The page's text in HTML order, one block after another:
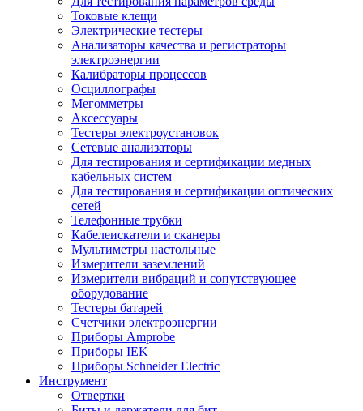
Токовые клещи
Электрические тестеры
Анализаторы качества и регистраторы
электроэнергии
Калибраторы процессов
Осциллографы
Мегомметры
Аксессуары
Тестеры электроустановок
Сетевые анализаторы
Для тестирования и сертификации медных
кабельных систем
Для тестирования и сертификации оптических
сетей
Телефонные трубки
Кабелеискатели и сканеры
Мультиметры настольные
Измерители заземлений
Измерители вибраций и сопутствующее
оборудование
Тестеры батарей
Счетчики электроэнергии
Приборы Amprobe
Приборы IEK
Приборы Schneider Electric
Инструмент
Отвертки